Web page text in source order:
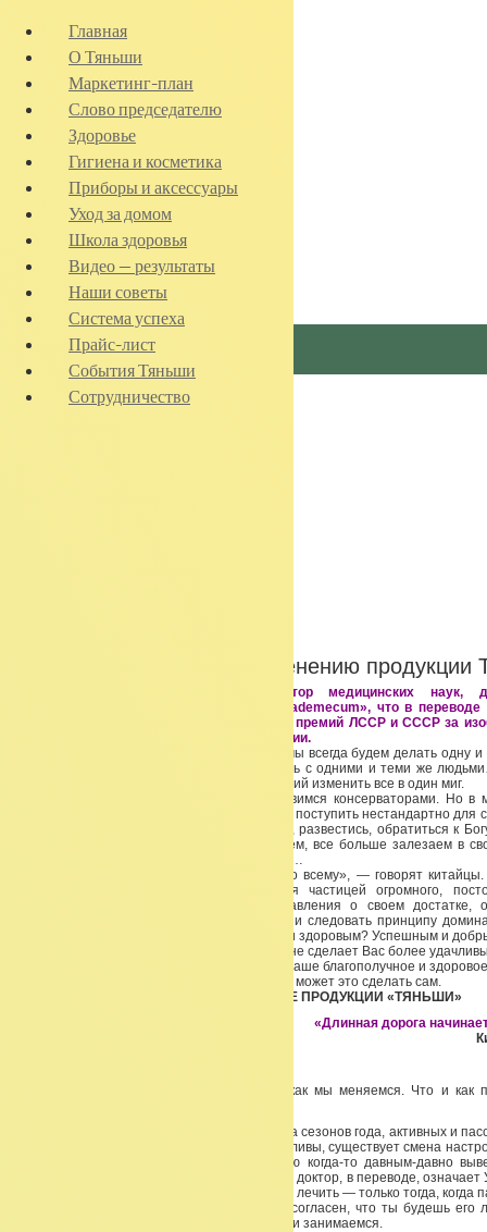
Система «У-СИН» по применению продукции
Елена Борисовна Астапёнок — доктор медицинских наук,
онкологического медицинского центра «Vademecum», что в
«Иди со мной». Лауреат Государственных премий ЛССР и СССР за
клинической и экспериментальной онкологии.
Жизнь идет своим чередом и, кажется, что мы всегда будем делать одну
одной и той же квартире, взаимодействовать с одними и теми же
становимся, тем меньше в нас детских желаний изменить все в один миг.
Мы обрастаем привычками, вещами, становимся консерваторами. Но в
радости, отчаяния или болезни, нам хочется поступить нестандартно для
поменять специальность, залезть на крышу, развестись, обратиться к
поступают так, а мы, остальные, переживаем, все больше залезаем в
меньше и меньше готовы принять перемены…
«Если ты готов к переменам, — ты готов ко всему», — говорят китайцы.
готовым к переменам? Как ощутить себя частицей огромного,
Космоса? Как изменить основные представления о своем
здоровье? Как научиться выбирать главное и следовать принципу
сохранить гармонию? Как стать счастливым и здоровым? Успешным и
Эта информация, разумеется, сама по себе не сделает Вас более
омолодит и не вылечит и даже не построит Ваше благополучное и
надеюсь, поможет понять, что каждый из Вас может это сделать сам.
ЛЕКЦИЯ «СИСТЕМА У-СИН И ПРИМЕНЕНИЕ ПРОДУКЦИИ «ТЯНЬШИ»
«Длинная дорога
Сегодня я расскажу вам о том, почему и как мы меняемся. Что и как
В природе все меняется — существует смена сезонов года, активных и
Солнце и на Луне, существуют приливы и отливы, существует смена
все это связано в единую систему, которую когда-то давным-давно
китайские, тибетские ученые и врачи. Кстати, доктор, в переводе,
свое время, говорил: «Твоя задача — учить, а лечить — только тогда, когда
ты будешь его лечить! А когда пациент не согласен, что ты будешь
продолжать его учить!» Вот этим мы сегодня и занимаемся.
Главная
О Тяньши
Маркетинг-план
Слово председателю
Здоровье
Гигиена и косметика
Приборы и аксессуары
Уход за домом
Школа здоровья
Видео — результаты
Наши советы
Система успеха
Прайс-лист
События Тяньши
Сотрудничество